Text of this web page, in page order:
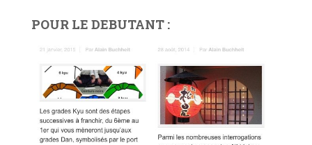
POUR LE DEBUTANT :